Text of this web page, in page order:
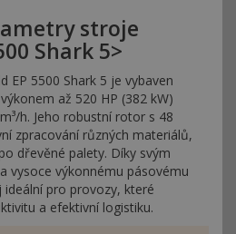
stroje
Shark 5>
EP 5500 Shark 5 je vybaven
až 520 HP (382 kW)
h. Jeho robustní rotor s 48
zpracování různých materiálů,
dřevěné palety. Díky svým
vysoce výkonnému pásovému
pro provozy, které
a efektivní logistiku.